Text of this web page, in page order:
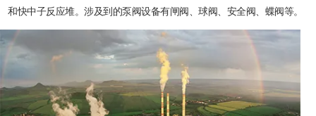
和快中子反应堆。涉及到的泵阀设备有闸阀、球阀、安全阀、蝶阀等。